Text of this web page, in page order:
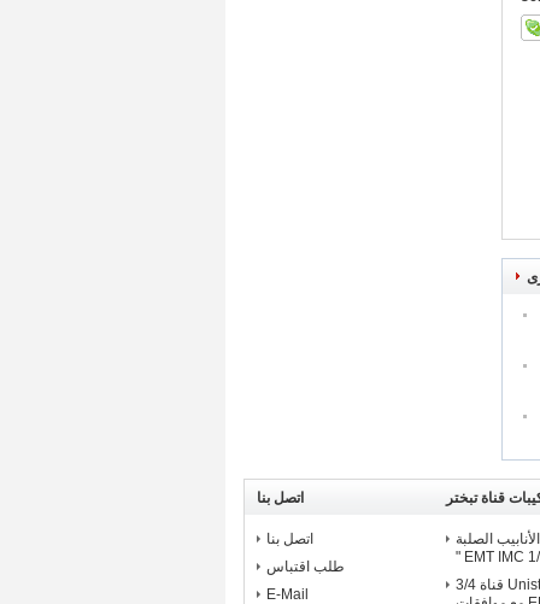
قناة تبختر
الصلبة
EMT IMC
المجلفن Unistrut قناة 3/4
اتصل بنا
اتصل بنا
طلب اقتباس
E-Mail